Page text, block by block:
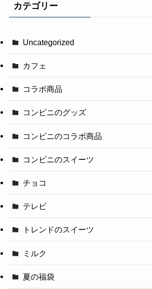
カテゴリー
Uncategorized
カフェ
コラボ商品
コンビニのグッズ
コンビニのコラボ商品
コンビニのスイーツ
チョコ
テレビ
トレンドのスイーツ
ミルク
夏の福袋